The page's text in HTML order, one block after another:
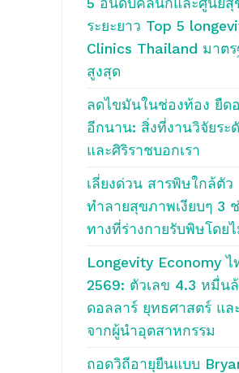
ระยะยาว Top 5
Clinics Thailand มาต
สูงสุด
ลดไขมันในช่องท้อง ยืด
อีกนาน: สิ่งที่งานวิจัยระ
และศิริราชบอกเรา
เลี่ยงด่วน สารพิษใกล้ตัว
ทำลายสุขภาพเงียบๆ 3
ทางที่ร่างกายรับพิษโดย
Longevity Economy ไ
2569: ตัวเลข 4.3 หมื่น
ดอลลาร์ ยุทธศาสตร์ แล
จากผู้นำอุตสาหกรรม
ถอดวิถีอายุยืนแบบ